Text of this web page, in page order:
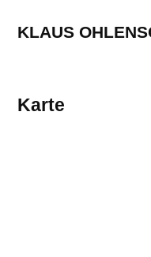
KLAUS
Karte